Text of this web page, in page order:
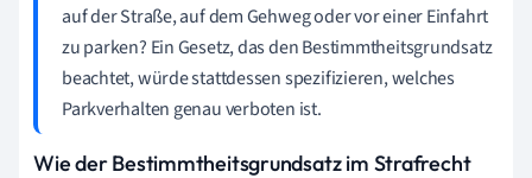
auf der Straße, auf dem Gehweg oder vor einer Einfahrt
zu parken? Ein Gesetz, das den Bestimmtheitsgrundsatz
beachtet, würde stattdessen spezifizieren, welches
Parkverhalten genau verboten ist.
Wie der Bestimmtheitsgrundsatz im Strafrecht